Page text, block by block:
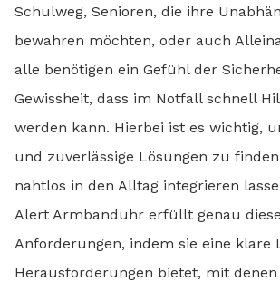
Schulweg, Senioren, die ihre
bewahren möchten, oder auch
alle benötigen ein Gefühl der
Gewissheit, dass im Notfall schnell
werden kann. Hierbei ist es wichtig,
und zuverlässige Lösungen zu
nahtlos in den Alltag integrieren
Alert Armbanduhr erfüllt genau diese
Anforderungen, indem sie eine klare
Herausforderungen bietet, mit